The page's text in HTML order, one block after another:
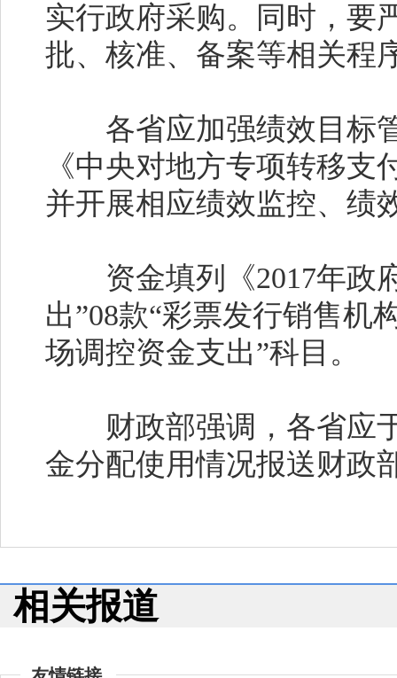
实行政府采购。同时，要
批、核准、备案等相关程
各省应加强绩效目标管
《中央对地方专项转移
并开展相应绩效监控、绩
资金填列《2017年政府
出”08款“彩票发行销售机
场调控资金支出”科目。
财政部强调，各省应于
金分配使用情况报送财政
相关报道